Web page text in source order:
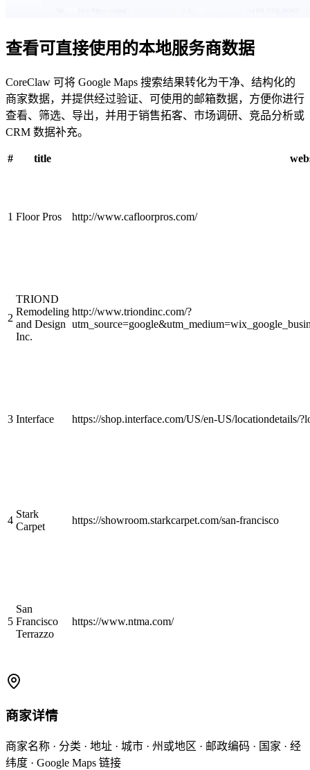
查看可直接使用的本地服务商数据
CoreClaw 可将 Google Maps 搜索结果转化为干净、结构化的
商家数据，并提供经过验证、可使用的邮箱数据，方便你进行
查看、筛选、导出，并用于销售拓客、市场调研、竞品分析或
CRM 数据补充。
# title
1 Floor Pros http://www.cafloorpros.com/
2
TRIOND
Remodeling
and Design
Inc.
http://www.triondinc.com/?
3 Interface https://shop.interface.com/US/en-US/locationdetails/
4
Stark
Carpet
https://showroom.starkcarpet.com/san-francisco
5
San
Francisco
Terrazzo
https://www.ntma.com/
商家详情
商家名称 · 分类 · 地址 · 城市 · 州或地区 · 邮政编码 · 国家 · 经
纬度 · Google Maps 链接